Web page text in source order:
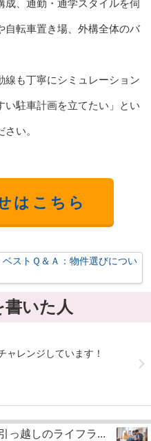
、通勤・通学スタイルを伺
自転車置き場、外構全体のバ
線も丁寧にシミュレーション
い駐車計画を立てたい」とい
い。
はこちら
ストＱ＆Ａ：物件選びについ
書いた人
ャレンジしています！
っ越しのライフラ...